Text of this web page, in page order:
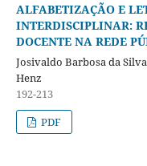
ALFABETIZAÇÃO E
INTERDISCIPLINAR:
DOCENTE NA REDE
Josivaldo Barbosa da
Henz
192-213
PDF